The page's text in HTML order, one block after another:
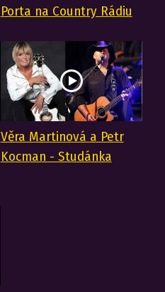
Porta na Country Rádiu
Věra Martinová a Petr
Kocman - Studánka